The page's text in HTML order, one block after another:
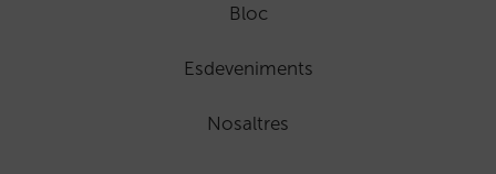
Bloc
Esdeveniments
Nosaltres